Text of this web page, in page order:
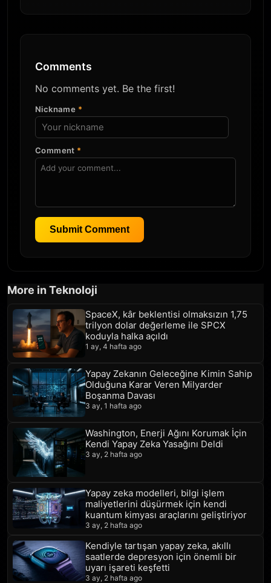
Comments
No comments yet. Be the first!
Nickname *
Comment *
Submit Comment
More in Teknoloji
SpaceX, kâr beklentisi olmaksızın 1,75
trilyon dolar değerleme ile SPCX
koduyla halka açıldı
1 ay, 4 hafta ago
Yapay Zekanın Geleceğine Kimin Sahip
Olduğuna Karar Veren Milyarder
Boşanma Davası
3 ay, 1 hafta ago
Washington, Enerji Ağını Korumak İçin
Kendi Yapay Zeka Yasağını Deldi
3 ay, 2 hafta ago
Yapay zeka modelleri, bilgi işlem
maliyetlerini düşürmek için kendi
kuantum kimyası araçlarını geliştiriyor
3 ay, 2 hafta ago
Kendiyle tartışan yapay zeka, akıllı
saatlerde depresyon için önemli bir
uyarı işareti keşfetti
3 ay, 2 hafta ago